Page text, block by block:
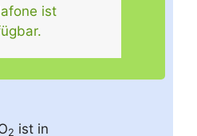
ist
2 ist in